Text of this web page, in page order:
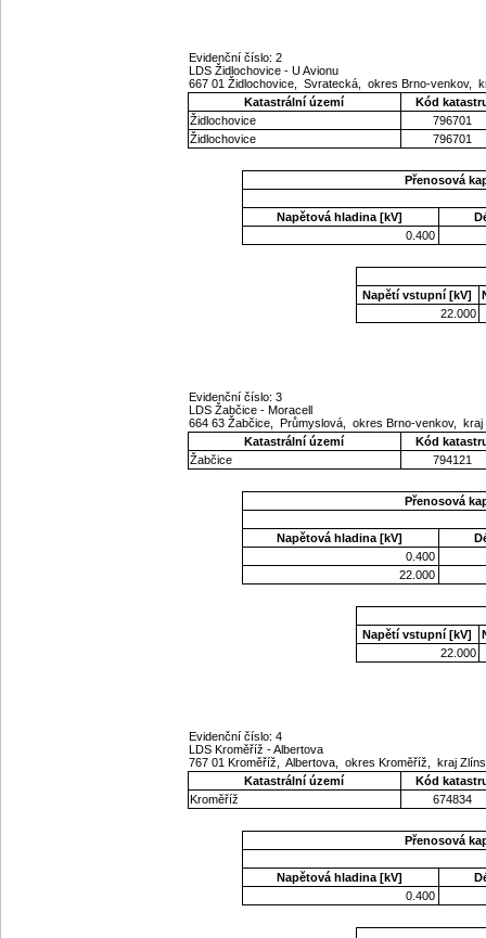
Evidenční číslo: 2
LDS Židlochovice - U Avionu
667 01 Židlochovice, Svratecká, okres Brno-venkov,
Katastrální území
Kód
Židlochovice
796701
Židlochovice
796701
Přenosová
Napětová hladina [kV]
0.400
Napětí vstupní [kV]
22.000
Evidenční číslo: 3
LDS Žabčice - Moracell
664 63 Žabčice, Průmyslová, okres Brno-venkov,
Katastrální území
Kód
Žabčice
794121
Přenosová
Napětová hladina [kV]
0.400
22.000
Napětí vstupní [kV]
22.000
Evidenční číslo: 4
LDS Kroměříž - Albertova
767 01 Kroměříž, Albertova, okres Kroměříž, kraj
Katastrální území
Kód
Kroměříž
674834
Přenosová
Napětová hladina [kV]
0.400